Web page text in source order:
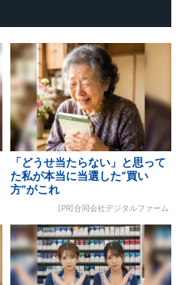
「どうせ当たらない」と思って
た私が本当に当選した“買い
方”がこれ
[PR]合同会社デジタルファーム